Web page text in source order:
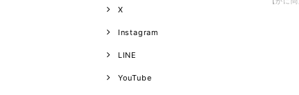
X
Instagram
LINE
YouTube